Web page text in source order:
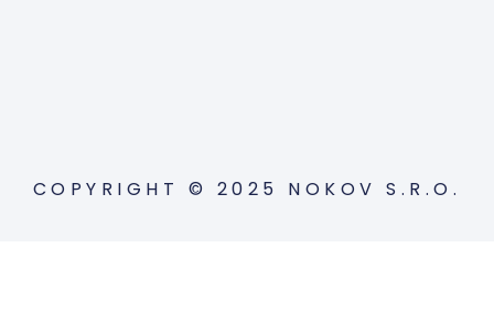
COPYRIGHT © 2025 NOKOV S.R.O.